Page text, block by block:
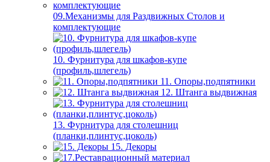
09.Механизмы для Раздвижных Столов и
комплектующие
10. Фурнитура для шкафов-купе
(профиль,шлегель)
11. Опоры,подпятники
12. Штанга выдвижная
13. Фурнитура для столешниц
(планки,плинтус,цоколь)
15. Декоры